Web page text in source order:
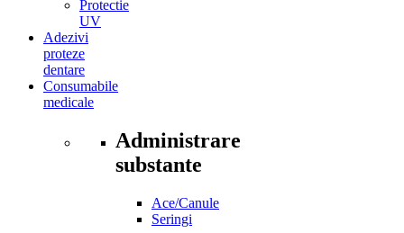
Protectie
UV
Adezivi
proteze
dentare
Consumabile
medicale
Administrare
substante
Ace/Canule
Seringi